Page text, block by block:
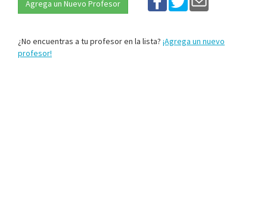
Agrega un Nuevo Profesor
¿No encuentras a tu profesor en la lista? ¡Agrega un nuevo
profesor!